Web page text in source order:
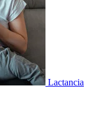
Lactancia